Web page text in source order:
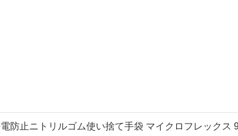
防止ニトリルゴム使い捨て手袋 マイクロフレックス